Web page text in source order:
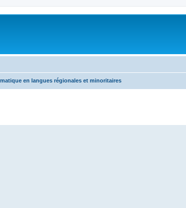
en langues régionales et minoritaires